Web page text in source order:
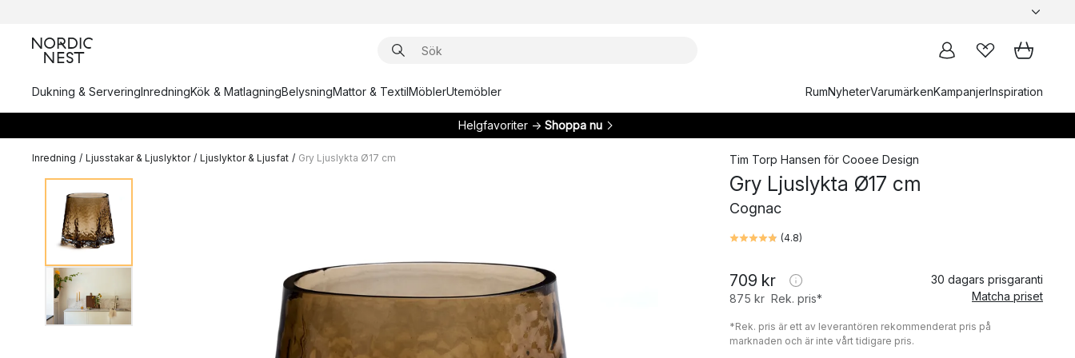
Dukning & ServeringInredningKök & MatlagningBelysningMattor & TextilMöblerUtemöbler RumNyheterVarumärkenKampanjerInspiration
Helgfavoriter → Shoppa nu
Inredning / Ljusstakar & Ljuslyktor / Ljuslyktor & Ljusfat / Gry Ljuslykta Ø17 cm Tim Torp Hansen för Cooee Design
Gry Ljuslykta Ø17 cm
Cognac
(4.8)
709 kr
875 kr Rek. pris*
30 dagars prisgaranti
Matcha priset
*Rek. pris är ett av leverantören rekommenderat pris på
marknaden och är inte vårt tidigare pris.